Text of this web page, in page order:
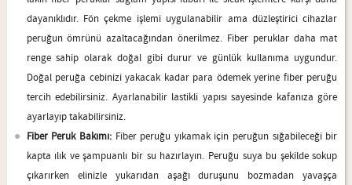
dayanıklıdır. Fön çekme işlemi uygulanabilir ama düzleştirici cihazlar
peruğun ömrünü azaltacağından önerilmez. Fiber peruklar daha mat
renge sahip olarak doğal gibi durur ve günlük kullanıma uygundur.
Doğal peruğa cebinizi yakacak kadar para ödemek yerine fiber peruğu
tercih edebilirsiniz. Ayarlanabilir lastikli yapısı sayesinde kafanıza göre
ayarlayıp takabilirsiniz.
Fiber Peruk Bakımı: Fiber peruğu yıkamak için peruğun sığabileceği bir
kapta ılık ve şampuanlı bir su hazırlayın. Peruğu suya bu şekilde sokup
çıkarırken elinizle yukarıdan aşağı duruşunu bozmadan yavaşça